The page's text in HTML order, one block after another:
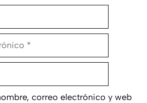
correo electrónico y web